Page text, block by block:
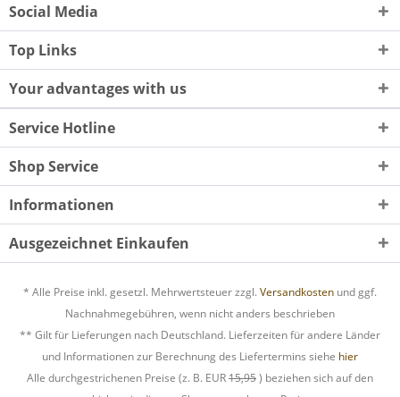
Social Media
Top Links
Your advantages with us
Service Hotline
Shop Service
Informationen
Ausgezeichnet Einkaufen
* Alle Preise inkl. gesetzl. Mehrwertsteuer zzgl. Versandkosten und ggf.
Nachnahmegebühren, wenn nicht anders beschrieben
** Gilt für Lieferungen nach Deutschland. Lieferzeiten für andere Länder
und Informationen zur Berechnung des Liefertermins siehe hier
Alle durchgestrichenen Preise (z. B. EUR15,95) beziehen sich auf den